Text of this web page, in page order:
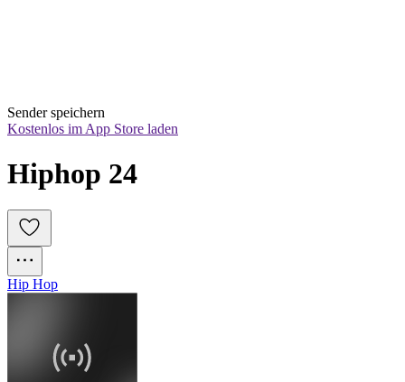
Sender speichern
Kostenlos im App Store laden
Hiphop 24
Hip Hop